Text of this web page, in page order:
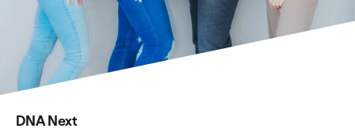
DNA Next